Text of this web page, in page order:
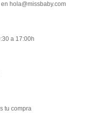
hola@missbaby.com
a 17:00h
tu compra